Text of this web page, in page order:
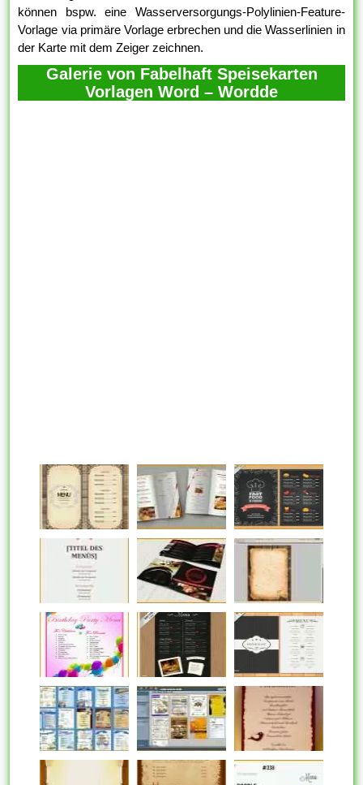
können bspw. eine Wasserversorgungs-Polylinien-Feature-
Vorlage via primäre Vorlage erbrechen und die Wasserlinien in
der Karte mit dem Zeiger zeichnen.
Galerie von Fabelhaft Speisekarten
Vorlagen Word – Wordde